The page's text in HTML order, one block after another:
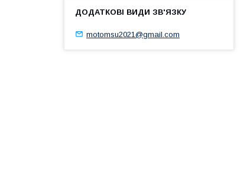
motomsu2021@gmail.com